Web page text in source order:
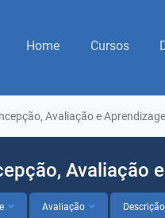
Home Cursos
Avaliação e
Avaliação
Avaliação Descrição